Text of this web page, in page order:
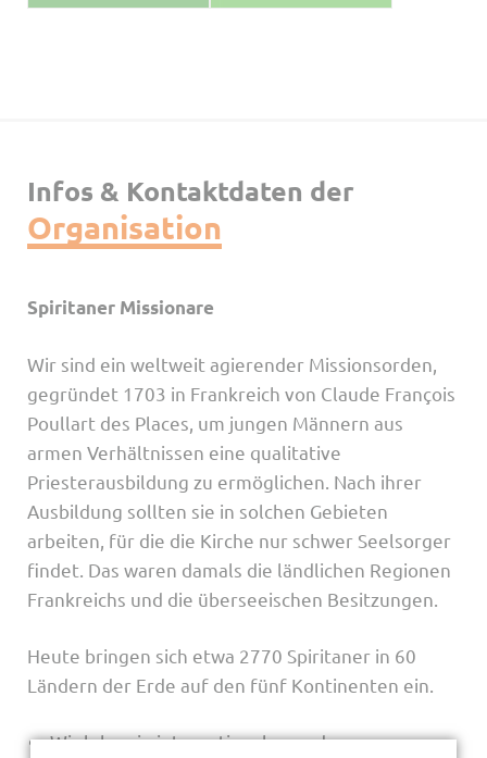
Infos & Kontaktdaten der
Organisation
Spiritaner Missionare
Wir sind ein weltweit agierender Missionsorden,
gegründet 1703 in Frankreich von Claude François
Poullart des Places, um jungen Männern aus
armen Verhältnissen eine qualitative
Priesterausbildung zu ermöglichen. Nach ihrer
Ausbildung sollten sie in solchen Gebieten
arbeiten, für die die Kirche nur schwer Seelsorger
findet. Das waren damals die ländlichen Regionen
Frankreichs und die überseeischen Besitzungen.
Heute bringen sich etwa 2770 Spiritaner in 60
Ländern der Erde auf den fünf Kontinenten ein.
Wir leben in internationalen und